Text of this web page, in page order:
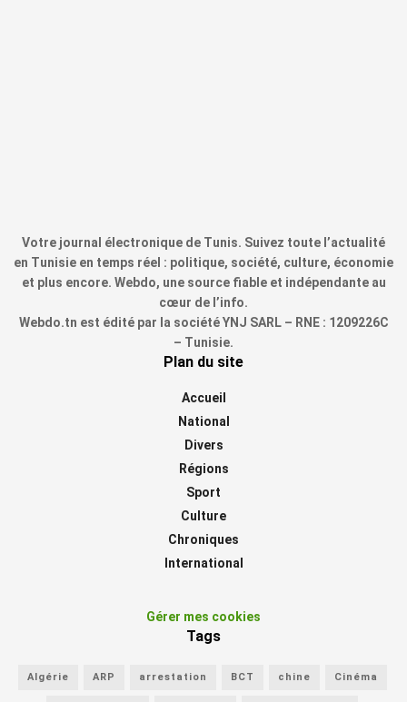
Votre journal électronique de Tunis. Suivez toute l’actualité
en Tunisie en temps réel : politique, société, culture, économie
et plus encore. Webdo, une source fiable et indépendante au
cœur de l’info.
Webdo.tn est édité par la société YNJ SARL – RNE : 1209226C
– Tunisie.
Plan du site
Accueil
National
Divers
Régions
Sport
Culture
Chroniques
International
Gérer mes cookies
Tags
Algérie ARP arrestation BCT chine Cinéma